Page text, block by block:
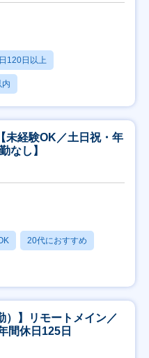
120日以上
内
未経験OK／土日祝・年
なし】
20代におすすめ
）】リモートメイン／
間休日125日